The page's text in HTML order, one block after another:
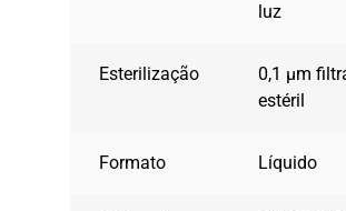
luz
Esterilização
0,1 µm
estéril
Formato Líquido